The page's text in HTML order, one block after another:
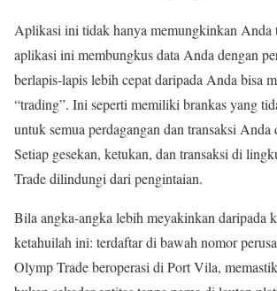
Aplikasi ini tidak hanya memungkinkan Anda
aplikasi ini membungkus data Anda dengan
berlapis-lapis lebih cepat daripada Anda bisa
“trading”. Ini seperti memiliki brankas yang
untuk semua perdagangan dan transaksi
Setiap gesekan, ketukan, dan transaksi di
Trade dilindungi dari pengintaian.
Bila angka-angka lebih meyakinkan daripada
ketahuilah ini: terdaftar di bawah nomor
Olymp Trade beroperasi di Port Vila,